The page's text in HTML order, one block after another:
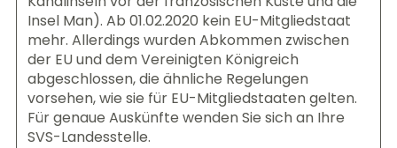
Insel Man). Ab 01.02.2020 kein EU-Mitgliedstaat
mehr. Allerdings wurden Abkommen zwischen
der EU und dem Vereinigten Königreich
abgeschlossen, die ähnliche Regelungen
vorsehen, wie sie für EU-Mitgliedstaaten gelten.
Für genaue Auskünfte wenden Sie sich an Ihre
SVS-Landesstelle.